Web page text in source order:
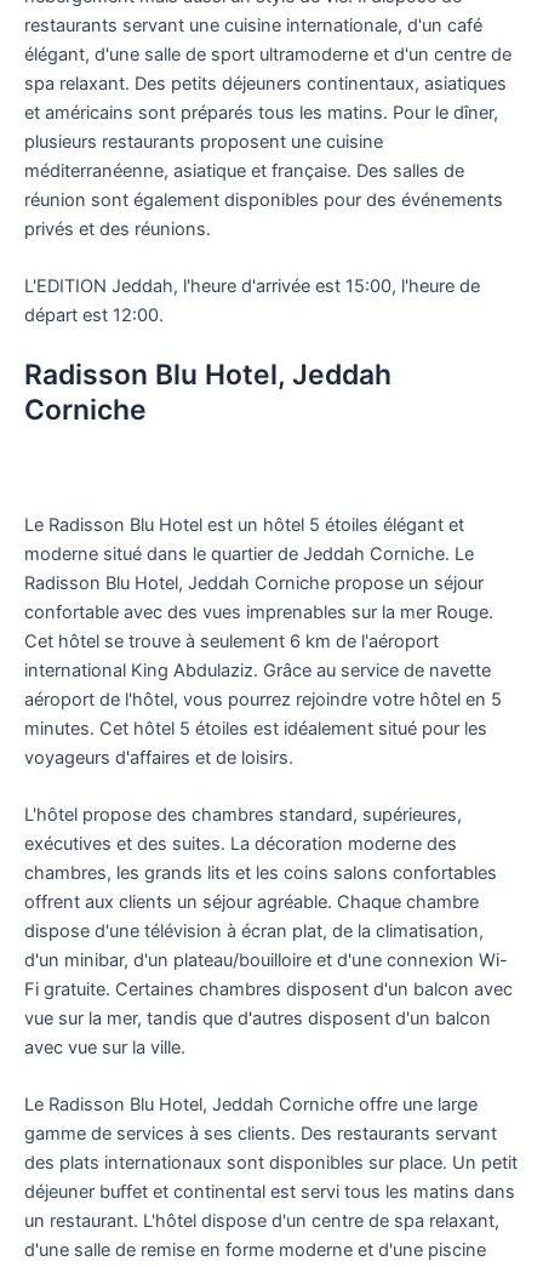
restaurants servant une cuisine internationale, d'un café
élégant, d'une salle de sport ultramoderne et d'un centre de
spa relaxant. Des petits déjeuners continentaux, asiatiques
et américains sont préparés tous les matins. Pour le dîner,
plusieurs restaurants proposent une cuisine
méditerranéenne, asiatique et française. Des salles de
réunion sont également disponibles pour des événements
privés et des réunions.
L'EDITION Jeddah, l'heure d'arrivée est 15:00, l'heure de
départ est 12:00.
Radisson Blu Hotel, Jeddah
Corniche
Le Radisson Blu Hotel est un hôtel 5 étoiles élégant et
moderne situé dans le quartier de Jeddah Corniche. Le
Radisson Blu Hotel, Jeddah Corniche propose un séjour
confortable avec des vues imprenables sur la mer Rouge.
Cet hôtel se trouve à seulement 6 km de l'aéroport
international King Abdulaziz. Grâce au service de navette
aéroport de l'hôtel, vous pourrez rejoindre votre hôtel en 5
minutes. Cet hôtel 5 étoiles est idéalement situé pour les
voyageurs d'affaires et de loisirs.
L'hôtel propose des chambres standard, supérieures,
exécutives et des suites. La décoration moderne des
chambres, les grands lits et les coins salons confortables
offrent aux clients un séjour agréable. Chaque chambre
dispose d'une télévision à écran plat, de la climatisation,
d'un minibar, d'un plateau/bouilloire et d'une connexion Wi-
Fi gratuite. Certaines chambres disposent d'un balcon avec
vue sur la mer, tandis que d'autres disposent d'un balcon
avec vue sur la ville.
Le Radisson Blu Hotel, Jeddah Corniche offre une large
gamme de services à ses clients. Des restaurants servant
des plats internationaux sont disponibles sur place. Un petit
déjeuner buffet et continental est servi tous les matins dans
un restaurant. L'hôtel dispose d'un centre de spa relaxant,
d'une salle de remise en forme moderne et d'une piscine